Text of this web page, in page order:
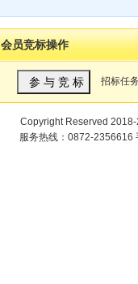
会员竞标操作
招标任
Copyright Reserved 2018-
服务热线：0872-